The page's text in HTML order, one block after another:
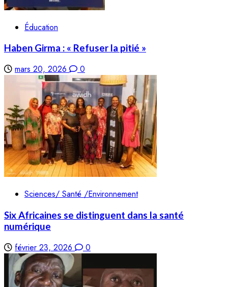
Éducation
Haben Girma : « Refuser la pitié »
mars 20, 2026 0
Sciences/ Santé /Environnement
Six Africaines se distinguent dans la santé
numérique
février 23, 2026 0